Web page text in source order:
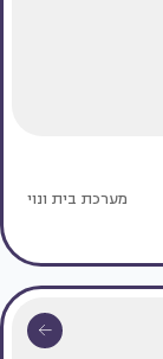
מערכת בית ונוי